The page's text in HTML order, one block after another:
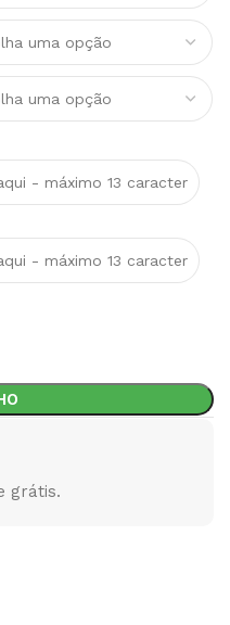
grátis.